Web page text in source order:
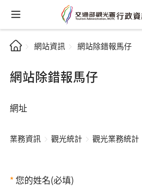
網站資訊 網站除錯報馬仔
網站除錯報馬仔
網址
業務資訊 觀光統計 觀光業務統計
您的姓名(必填)